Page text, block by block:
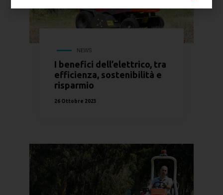
NEWS
I benefici dell’elettrico, tra
efficienza, sostenibilità e
risparmio
26 Ottobre 2023